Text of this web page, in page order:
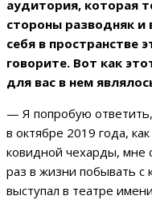
аудитория, которая
стороны разводняк
себя в пространстве
говорите. Вот как
для вас в нем
— Я попробую
в октябре 2019 года,
ковидной чехарды, мне
раз в жизни побывать с
выступал в театре